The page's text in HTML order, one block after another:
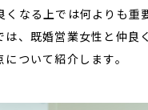
くなる上では何よりも重
は、既婚営業女性と仲良
ついて紹介します。